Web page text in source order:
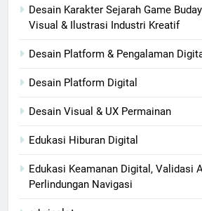
Desain Karakter Sejarah Game
Visual & Ilustrasi Industri Kreatif
Desain Platform & Pengalaman
Desain Platform Digital
Desain Visual & UX Permainan
Edukasi Hiburan Digital
Edukasi Keamanan Digital, Validasi
Perlindungan Navigasi